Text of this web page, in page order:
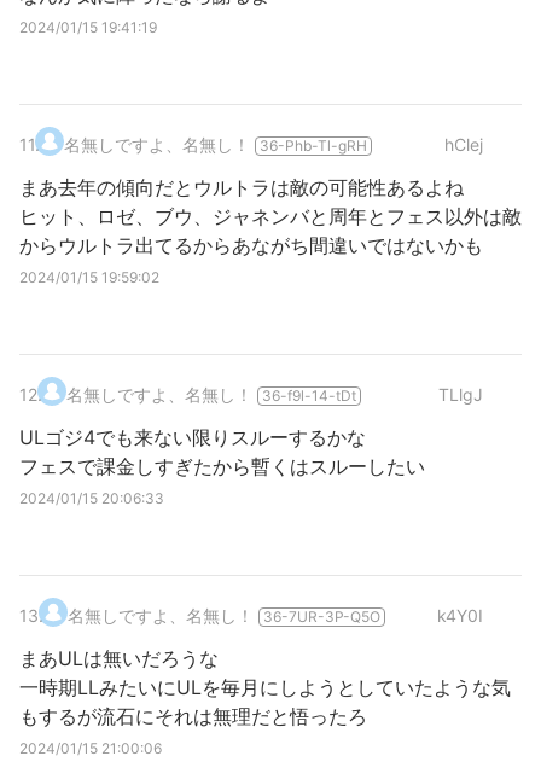
2024/01/15 19:41:19
11. 名無しですよ、名無し！ 36-Phb-Tl-gRH hClej
まあ去年の傾向だとウルトラは敵の可能性あるよね
ヒット、ロゼ、ブウ、ジャネンバと周年とフェス以外は敵
からウルトラ出てるからあながち間違いではないかも
2024/01/15 19:59:02
12. 名無しですよ、名無し！ 36-f9l-14-tDt TLlgJ
ULゴジ4でも来ない限りスルーするかな
フェスで課金しすぎたから暫くはスルーしたい
2024/01/15 20:06:33
13. 名無しですよ、名無し！ 36-7UR-3P-Q5O k4Y0I
まあULは無いだろうな
一時期LLみたいにULを毎月にしようとしていたような気
もするが流石にそれは無理だと悟ったろ
2024/01/15 21:00:06